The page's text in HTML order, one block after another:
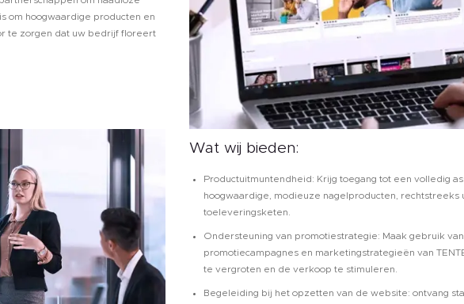
om hoogwaardige producten en
te zorgen dat uw bedrijf floreert
Wat wij bieden:
Productuitmuntendheid: Krijg toegang tot een volledig
hoogwaardige, modieuze nagelproducten, rechtstreeks
toeleveringsketen.
Ondersteuning van promotiestrategie: Maak gebruik
promotiecampagnes en marketingstrategieën van
te vergroten en de verkoop te stimuleren.
Begeleiding bij het opzetten van de website: ontvang